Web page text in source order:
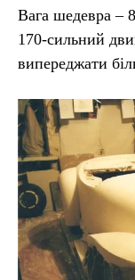
Вага шедевра –
170-сильний
випереджати